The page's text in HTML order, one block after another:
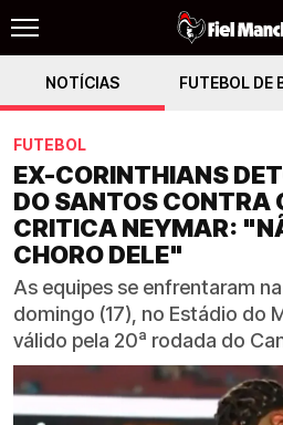
NOTÍCIAS FUTEBOL DE
FUTEBOL
EX-CORINTHIANS
DO SANTOS CONTRA
CRITICA NEYMAR:
CHORO DELE"
As equipes se enfrentaram
domingo (17), no Estádio do
válido pela 20ª rodada do